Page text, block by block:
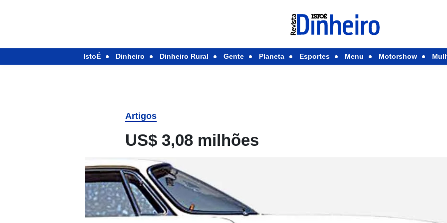
IstoÉ Dinheiro Dinheiro Rural Gente Planeta Esportes Menu Motorshow
Artigos
US$ 3,08 milhões